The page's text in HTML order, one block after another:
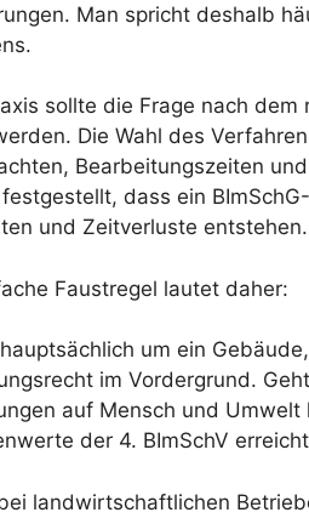
Man spricht deshalb
sollte die Frage nach
Die Wahl des
Bearbeitungszeiten
dass ein
und Zeitverluste entstehen.
Faustregel lautet daher:
um ein
im Vordergrund.
auf Mensch und
der 4. BImSchV
landwirtschaftlichen